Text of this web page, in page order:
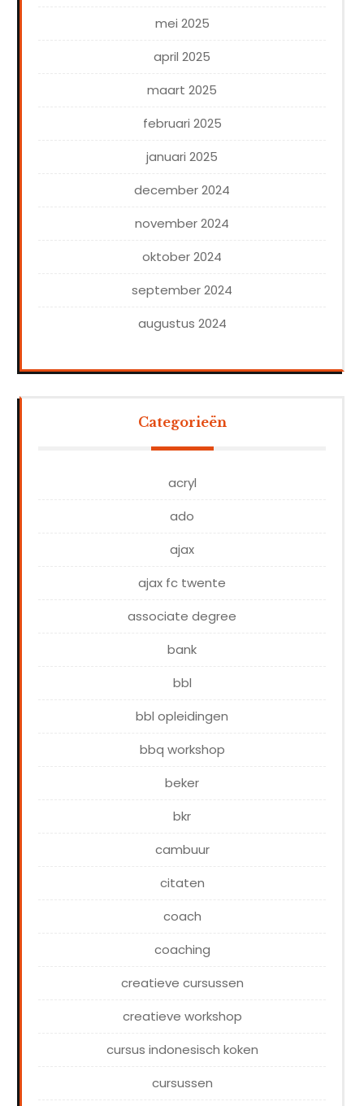
mei 2025
april 2025
maart 2025
februari 2025
januari 2025
december 2024
november 2024
oktober 2024
september 2024
augustus 2024
Categorieën
acryl
ado
ajax
ajax fc twente
associate degree
bank
bbl
bbl opleidingen
bbq workshop
beker
bkr
cambuur
citaten
coach
coaching
creatieve cursussen
creatieve workshop
cursus indonesisch koken
cursussen